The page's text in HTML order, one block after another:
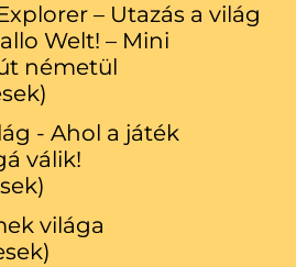
– Utazás a világ
Welt! – Mini
németül
- Ahol a játék
válik!
világa